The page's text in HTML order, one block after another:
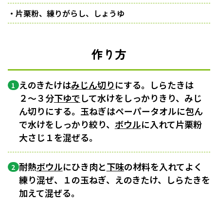
・片栗粉、練りがらし、しょうゆ
作り方
1 えのきたけはみじん切りにする。しらたきは
２〜３分下ゆでして水けをしっかりきり、みじ
ん切りにする。玉ねぎはペーパータオルに包ん
で水けをしっかり絞り、 ボウルに入れて片栗粉
大さじ１を混ぜる。
2 耐熱ボウルにひき肉と下味の材料を入れてよく
練り混ぜ、１の玉ねぎ、えのきたけ、しらたきを
加えて混ぜる。